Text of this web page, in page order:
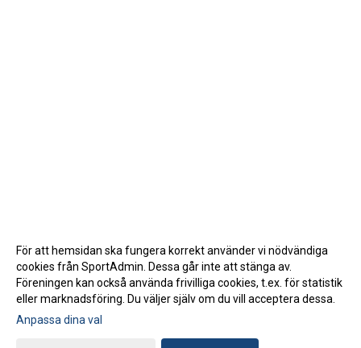
Gå till Webbversion
För att hemsidan ska fungera korrekt använder vi nödvändiga
cookies från SportAdmin. Dessa går inte att stänga av.
Föreningen kan också använda frivilliga cookies, t.ex. för statistik
eller marknadsföring. Du väljer själv om du vill acceptera dessa.
Anpassa dina val